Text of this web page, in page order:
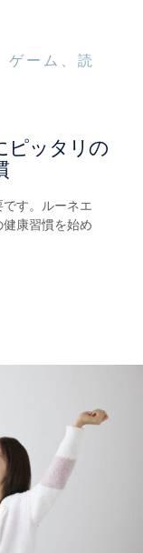
ゲーム、読
ピッタリの
す。ルーネエ
康習慣を始め